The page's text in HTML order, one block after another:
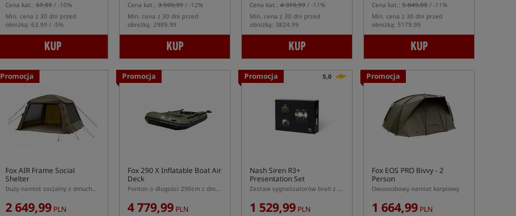
Cena kat.: 67,99 / -10%
Min. cena z 30 dni przed
obniżką: 63.99 / -5%
KUP
Cena kat.: 3 599,99 / -12%
Min. cena z 30 dni przed
obniżką: 2989.99
KUP
Cena kat.: 4 319,99 / -11%
Min. cena z 30 dni przed
obniżką: 3824.99
KUP
Cena kat.: 5 849,99 / -11%
Min. cena z 30 dni przed
obniżką: 5179.99
KUP
Promocja
Fox AIR Frame Social
Shelter
Duży namiot socjalny z dmuchanym stelażem
2 649,99 PLN
Promocja
Fox 290 X Inflatable Boat Air
Deck
Ponton o długości 290cm z dmuchaną podłogą Air Deck
4 779,99 PLN
Promocja 5,0
Nash Siren R3+
Presentation Set
Zestaw sygnalizatorów brań z centralką Siren R3+
1 529,99 PLN
Promocja
Fox EOS PRO Bivvy - 2
Person
Dwuosobowy namiot karpiowy
1 664,99 PLN